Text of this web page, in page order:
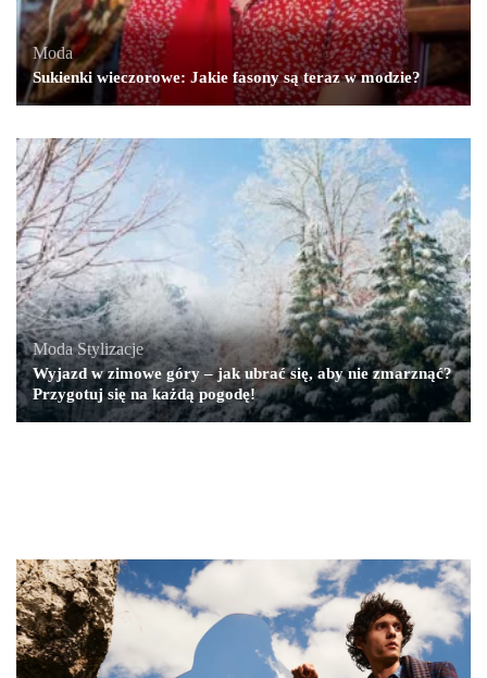
Moda
Sukienki wieczorowe: Jakie fasony są teraz w modzie?
Moda,Stylizacje
Wyjazd w zimowe góry – jak ubrać się, aby nie zmarznąć?
Przygotuj się na każdą pogodę!